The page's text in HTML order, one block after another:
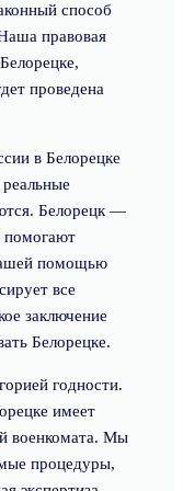
способ
правовая
проведена
в Белорецке
Белорецк —
помогают
помощью
все
заключение
Белорецке.
годности.
имеет
военкомата. Мы
процедуры,